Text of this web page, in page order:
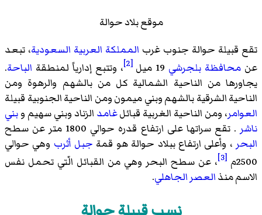
موقع بلاد حوالة
تقع قبيلة حوالة جنوب غرب المملكة العربية السعودية، تبعد
عن محافظة بلجرشي [2] ، وتتبع إدارياً لمنطقة الباحة.
يجاورها من الناحية الشمالية كل من بالشهم والرهوة ومن
الناحية الشرقية بالشهم وبني ميمون ومن الناحية الجنوبية قبيلة
العوامر، ومن الناحية الغربية قبائلغامد الزناد وبني سهيم وبني
ناشر . تقع سراتها على ارتفاع قدره حوالي 1800 متر عن سطح
البحر ، وأعلى ارتفاع ببلاد حوالة هو قمة جبل أثرب وهي حوالي
2500م
[3]
، عن سطح البحر وهي من القبائل الّتي تحمل نفس
الاسم منذالعصر الجاهلي.
نسب قبيلة حوالة